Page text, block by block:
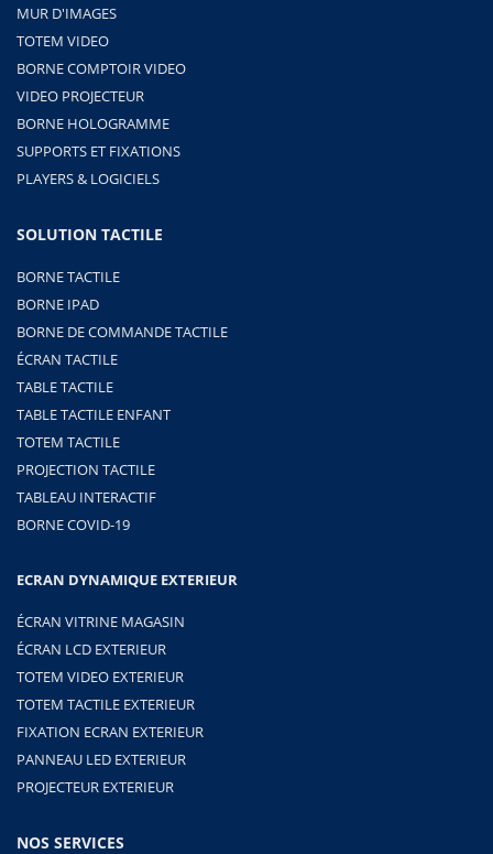
MUR D'IMAGES
TOTEM VIDEO
BORNE COMPTOIR VIDEO
VIDEO PROJECTEUR
BORNE HOLOGRAMME
SUPPORTS ET FIXATIONS
PLAYERS & LOGICIELS
SOLUTION TACTILE
BORNE TACTILE
BORNE IPAD
BORNE DE COMMANDE TACTILE
ÉCRAN TACTILE
TABLE TACTILE
TABLE TACTILE ENFANT
TOTEM TACTILE
PROJECTION TACTILE
TABLEAU INTERACTIF
BORNE COVID-19
ECRAN DYNAMIQUE EXTERIEUR
ÉCRAN VITRINE MAGASIN
ÉCRAN LCD EXTERIEUR
TOTEM VIDEO EXTERIEUR
TOTEM TACTILE EXTERIEUR
FIXATION ECRAN EXTERIEUR
PANNEAU LED EXTERIEUR
PROJECTEUR EXTERIEUR
NOS SERVICES